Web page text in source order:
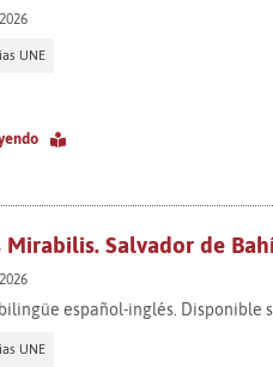
UNE
Mirabilis. Salvador de
español-inglés. Disponible
UNE